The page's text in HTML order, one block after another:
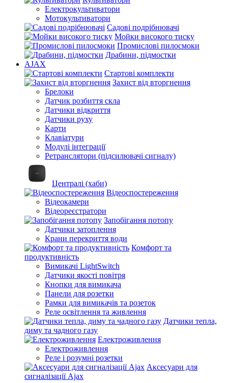
Електрокультиватори
Мотокультиватори
Садові подрібнювачі
Мойки високого тиску
Промислові пилосмоки
Драбини, підмостки
AJAX
Стартові комплекти
Захист від вторгнення
Брелоки
Датчик розбиття скла
Датчики відкриття
Датчики руху
Карти
Клавіатури
Модулі інтеграції
Ретранслятори (підсилювачі сигналу)
Централі (хаби)
Відеоспостереження
Відеокамери
Відеореєстратори
Запобігання потопу
Датчики затоплення
Крани перекриття води
Комфорт та
продуктивність
Вимикачі LightSwitch
Датчики якості повітря
Кнопки для вимикача
Панели для розетки
Рамки для вимикачів та розеток
Реле освітлення та живлення
Датчики тепла,
диму та чадного газу
Електроживлення
Електроживлення
Реле і розумні розетки
Аксесуари для
сигналізації Ajax